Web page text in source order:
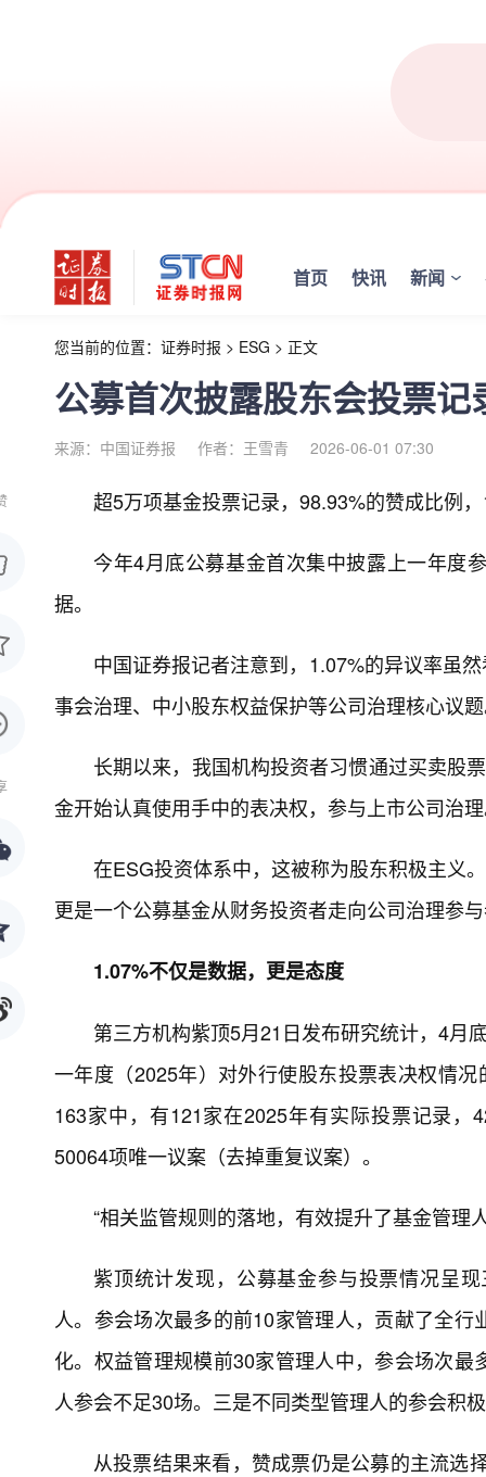
首页 快讯 新闻
您当前的位置： 证券时报 > ESG > 正文
公募首次披露股东会投票
来源：中国证券报 作者：王雪青 2026-06-01 07:30
超5万项基金投票记录，98.93%的赞成比例
今年4月底公募基金首次集中披露上一年度
据。
中国证券报记者注意到，1.07%的异议率虽
事会治理、中小股东权益保护等公司治理核心议
长期以来，我国机构投资者习惯通过买卖股
金开始认真使用手中的表决权，参与上市公司治
在ESG投资体系中，这被称为股东积极主义
更是一个公募基金从财务投资者走向公司治理参
1.07%不仅是数据，更是态度
第三方机构紫顶5月21日发布研究统计，4月
一年度（2025年）对外行使股东投票表决权情
163家中，有121家在2025年有实际投票记录
50064项唯一议案（去掉重复议案）。
“相关监管规则的落地，有效提升了基金管理
紫顶统计发现，公募基金参与投票情况呈
人。参会场次最多的前10家管理人，贡献了全
化。权益管理规模前30家管理人中，参会场次
人参会不足30场。三是不同类型管理人的参会积
从投票结果来看，赞成票仍是公募的主流选